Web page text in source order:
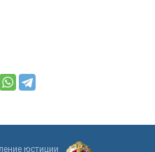
юстиции